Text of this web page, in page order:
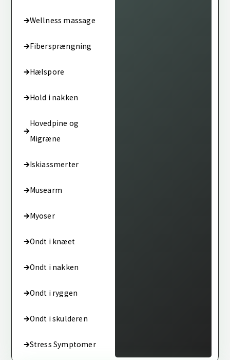
Wellness massage
Fibersprængning
Hælspore
Hold i nakken
Hovedpine og
Migræne
Iskiassmerter
Musearm
Myoser
Ondt i knæet
Ondt i nakken
Ondt i ryggen
Ondt i skulderen
Stress Symptomer